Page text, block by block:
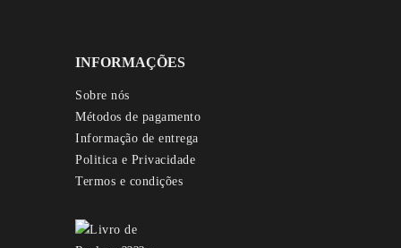
INFORMAÇÕES
Sobre nós
Métodos de pagamento
Informação de entrega
Politica e Privacidade
Termos e condições